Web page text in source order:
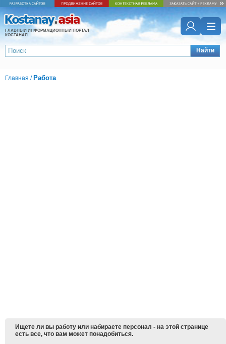
ГЛАВНЫЙ ИНФОРМАЦИОННЫЙ ПОРТАЛ
КОСТАНАЯ
Найти
Главная / Работа
Ищете ли вы работу или набираете персонал - на этой странице
есть все, что вам может понадобиться.